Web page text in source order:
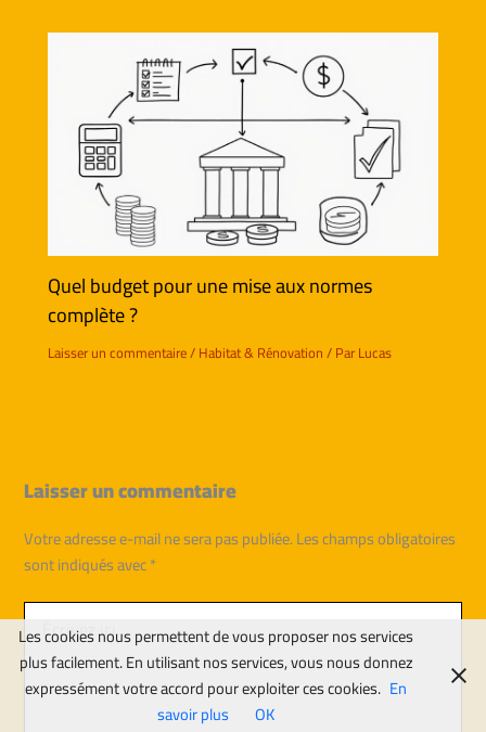
Quel budget pour une mise aux normes
complète ?
Laisser un commentaire/Habitat & Rénovation/ ParLucas
Laisser un commentaire
Votre adresse e-mail ne sera pas publiée.Les champs obligatoires
sont indiqués avec*
Écrivez
ici…
Les cookies nous permettent de vous proposer nos services
plus facilement. En utilisant nos services, vous nous donnez
expressément votre accord pour exploiter ces cookies. En
savoir plus
OK